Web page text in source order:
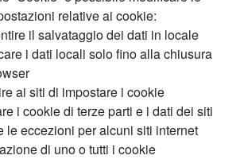
relative ai cookie:
il salvataggio dei dati in locale
i dati locali solo fino alla chiusura
ai siti di impostare i cookie
i cookie di terze parti e i dati dei siti
le eccezioni per alcuni siti internet
di uno o tutti i cookie